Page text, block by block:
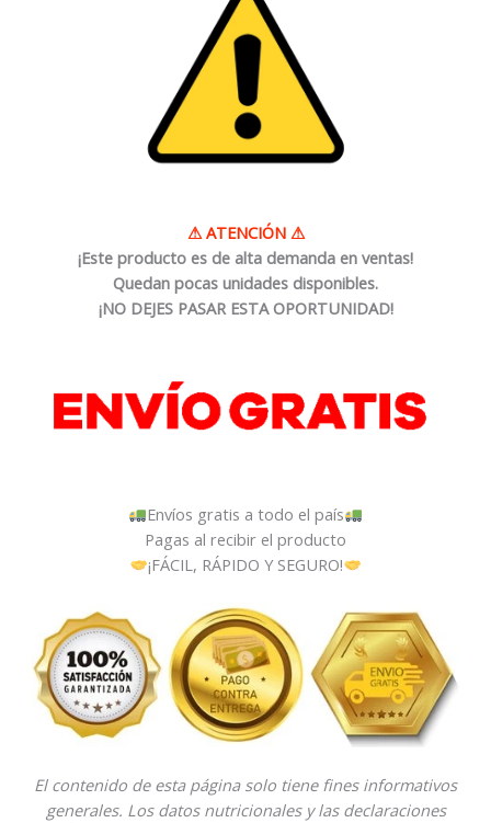
⚠ATENCIÓN ⚠
¡Este producto es de alta demanda en ventas!
Quedan pocas unidades disponibles.
¡NO DEJES PASAR ESTA OPORTUNIDAD!
Envíos gratis a todo el país
Pagas al recibir el producto
¡FÁCIL, RÁPIDO Y SEGURO!
El contenido de esta página solo tiene fines informativos
generales. Los datos nutricionales y las declaraciones